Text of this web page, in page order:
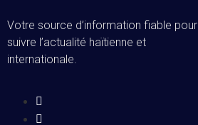
Votre source d’information fiable pour
suivre l’actualité haïtienne et
internationale.